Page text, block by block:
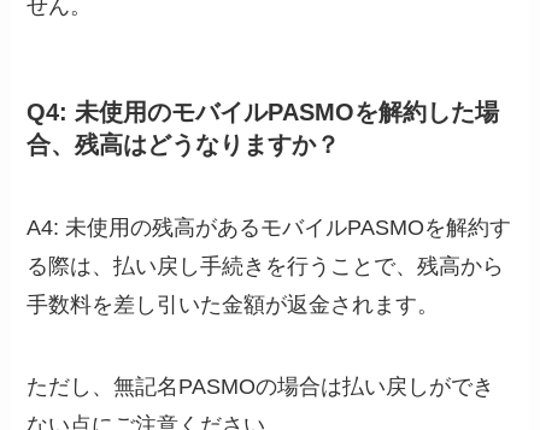
せん。
Q4: 未使用のモバイルPASMOを解約した場
合、残高はどうなりますか？
A4: 未使用の残高があるモバイルPASMOを解約す
る際は、払い戻し手続きを行うことで、残高から
手数料を差し引いた金額が返金されます。
ただし、無記名PASMOの場合は払い戻しができ
ない点にご注意ください。